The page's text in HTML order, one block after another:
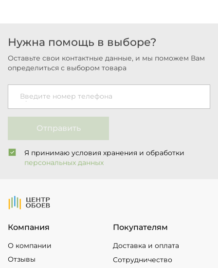
Нужна помощь в выборе?
Оставьте свои контактные данные, и мы поможем Вам
определиться с выбором товара
Введите номер телефона
Отправить
Я принимаю условия хранения и обработки
персональных данных
На Главную
Компания
О компании
Отзывы
Покупателям
Доставка и оплата
Сотрудничество